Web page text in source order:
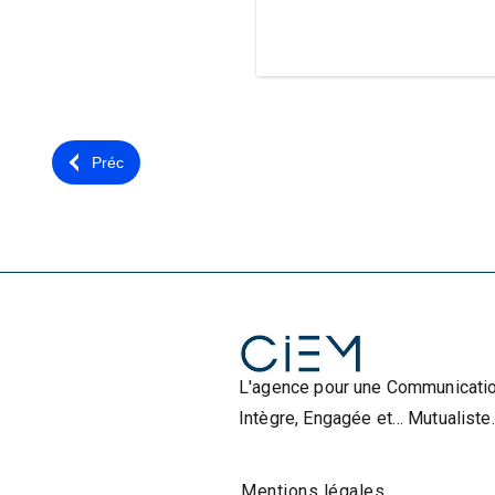
Préc
L'agence pour une
Intègre, Engagée et… Mutualiste.